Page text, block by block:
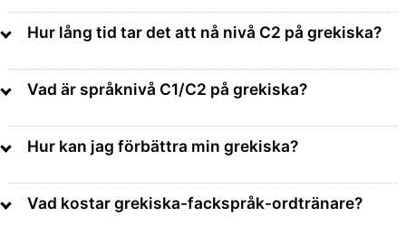
Hur lång tid tar det att nå nivå C2 på grekiska?
Vad är språknivå C1/C2 på grekiska?
Hur kan jag förbättra min grekiska?
Vad kostar grekiska-fackspråk-ordtränare?